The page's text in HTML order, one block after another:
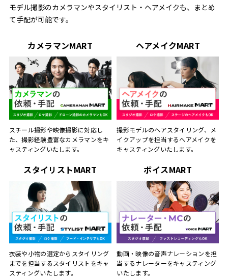
モデル撮影のカメラマンやスタイリスト・ヘアメイクも、まとめ
て手配が可能です。
カメラマンMART
スチール撮影や映像撮影に対応し
た、撮影経験豊富なカメラマンをキ
ャスティングいたします。
ヘアメイクMART
撮影モデルのヘアスタイリング、メ
イクアップを担当するヘアメイクを
キャスティングいたします。
スタイリストMART
衣装や小物の選定からスタイリング
までを担当するスタイリストをキャ
スティングいたします。
ボイスMART
動画・映像の音声ナレーションを担
当するナレーターをキャスティング
いたします。